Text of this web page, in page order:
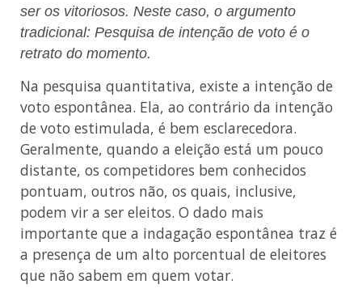
ser os vitoriosos. Neste caso, o argumento
tradicional: Pesquisa de intenção de voto é o
retrato do momento.
Na pesquisa quantitativa, existe a intenção de
voto espontânea. Ela, ao contrário da intenção
de voto estimulada, é bem esclarecedora.
Geralmente, quando a eleição está um pouco
distante, os competidores bem conhecidos
pontuam, outros não, os quais, inclusive,
podem vir a ser eleitos. O dado mais
importante que a indagação espontânea traz é
a presença de um alto porcentual de eleitores
que não sabem em quem votar.